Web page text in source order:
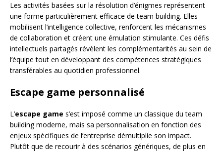
Les activités basées sur la résolution d’énigmes représentent
une forme particulièrement efficace de team building. Elles
mobilisent l’intelligence collective, renforcent les mécanismes
de collaboration et créent une émulation stimulante. Ces défis
intellectuels partagés révèlent les complémentarités au sein de
l’équipe tout en développant des compétences stratégiques
transférables au quotidien professionnel.
Escape game personnalisé
L’escape game s’est imposé comme un classique du team
building moderne, mais sa personnalisation en fonction des
enjeux spécifiques de l’entreprise démultiplie son impact.
Plutôt que de recourir à des scénarios génériques, de plus en